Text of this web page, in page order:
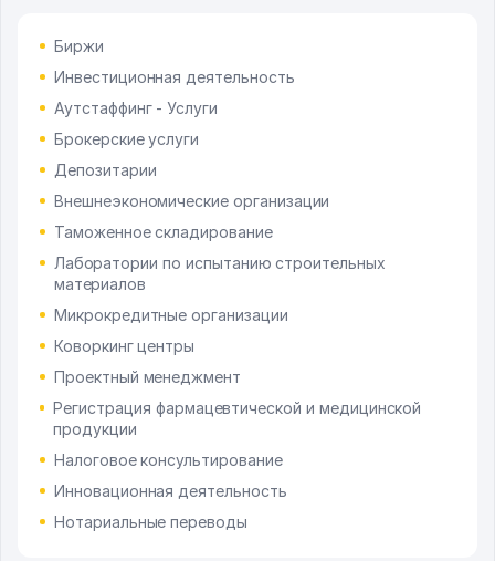
Биржи
Инвестиционная деятельность
Аутстаффинг - Услуги
Брокерские услуги
Депозитарии
Внешнеэкономические организации
Таможенное складирование
Лаборатории по испытанию строительных
материалов
Микрокредитные организации
Коворкинг центры
Проектный менеджмент
Регистрация фармацевтической и медицинской
продукции
Налоговое консультирование
Инновационная деятельность
Нотариальные переводы